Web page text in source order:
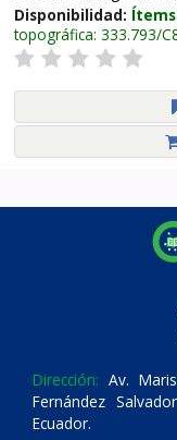
Disponibilidad:
topográfica: 333.793/
Dirección: Av.
Fernández
Ecuador.